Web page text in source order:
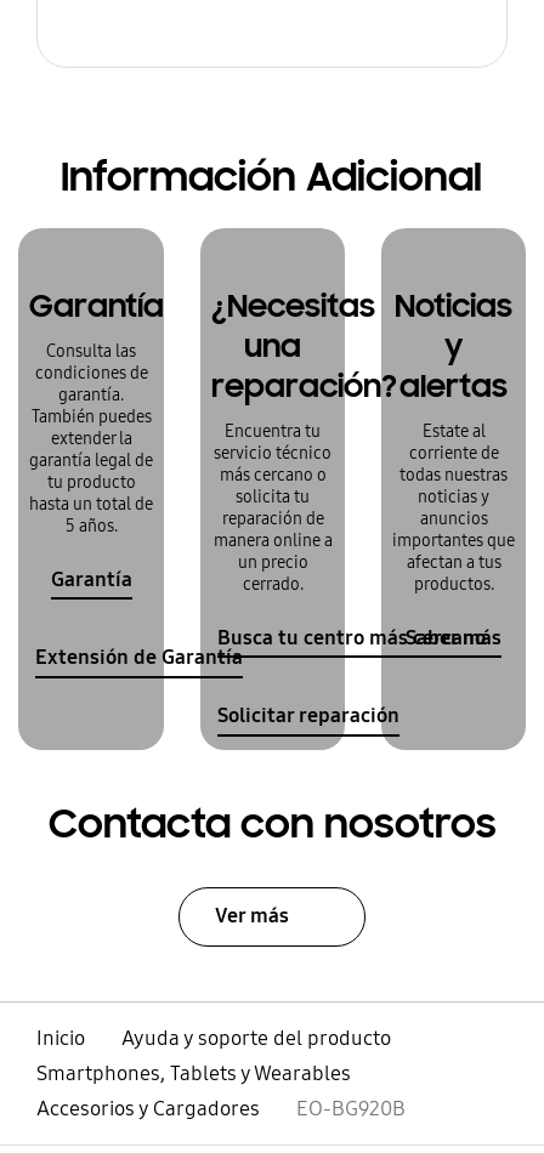
Información Adicional
Garantía
Consulta las
condiciones de
garantía.
También puedes
extender la
garantía legal de
tu producto
hasta un total de
5 años.
Garantía
Extensión de Garantía
¿Necesitas
una
reparación?
Encuentra tu
servicio técnico
más cercano o
solicita tu
reparación de
manera online a
un precio
cerrado.
Busca tu centro más cercano
Solicitar reparación
Noticias
y
alertas
Estate al
corriente de
todas nuestras
noticias y
anuncios
importantes que
afectan a tus
productos.
Saber más
Contacta con nosotros
Ver más
Inicio
Ayuda y soporte del producto
Smartphones, Tablets y Wearables
Accesorios y Cargadores
EO-BG920B